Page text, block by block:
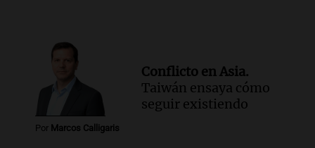
Por Marcos Calligaris
Conflicto en Asia.
Taiwán ensaya cómo
seguir existiendo